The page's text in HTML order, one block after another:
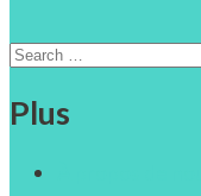
Search
Plus